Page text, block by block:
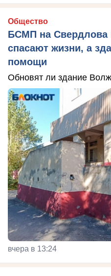
Общество
БСМП на Свердлова
спасают жизни, а
помощи
Обновят ли здание
вчера в 13:24